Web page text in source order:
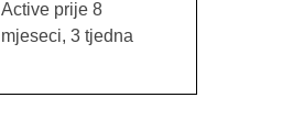
Active prije 8
mjeseci, 3 tjedna